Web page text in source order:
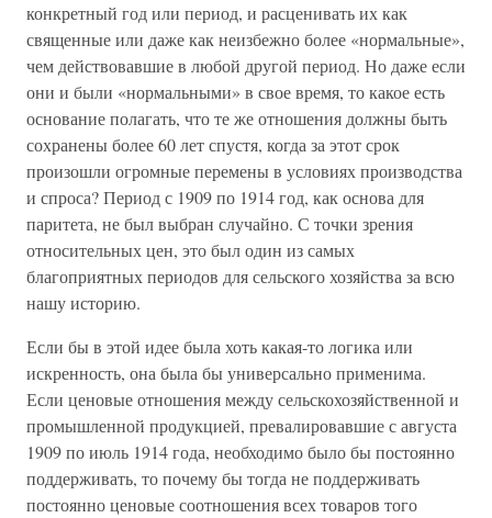
конкретный год или период, и расценивать их как
священные или даже как неизбежно более «нормальные»,
чем действовавшие в любой другой период. Но даже если
они и были «нормальными» в свое время, то какое есть
основание полагать, что те же отношения должны быть
сохранены более 60 лет спустя, когда за этот срок
произошли огромные перемены в условиях производства
и спроса? Период с 1909 по 1914 год, как основа для
паритета, не был выбран случайно. С точки зрения
относительных цен, это был один из самых
благоприятных периодов для сельского хозяйства за всю
нашу историю.
Если бы в этой идее была хоть какая-то логика или
искренность, она была бы универсально применима.
Если ценовые отношения между сельскохозяйственной и
промышленной продукцией, превалировавшие с августа
1909 по июль 1914 года, необходимо было бы постоянно
поддерживать, то почему бы тогда не поддерживать
постоянно ценовые соотношения всех товаров того